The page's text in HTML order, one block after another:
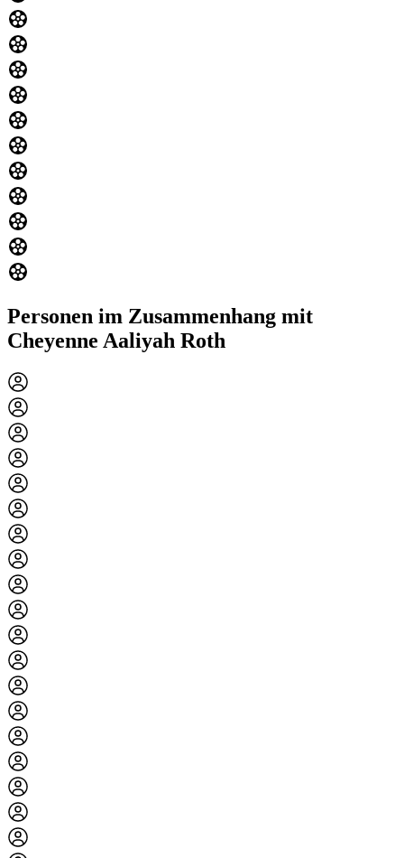
Personen im Zusammenhang mit
Cheyenne Aaliyah Roth